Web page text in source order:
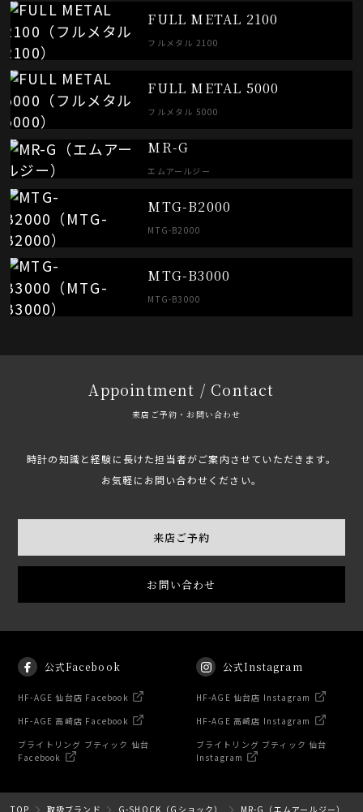
FULL METAL 2100
フルメタル 2100
FULL METAL 5000
フルメタル 5000
MR-G
エムアールジー
MTG-B2000
MTG-B2000
MTG-B3000
MTG-B3000
Appointment / Contact
来店ご予約・お問い合わせ
時計の知識と経験に長けた担当者がご案内させていただきます。
お気軽にお問い合わせください。
来店ご予約
お問い合わせ
公式Facebook
HF-AGE 仙台店 Facebook
HF-AGE 高崎店 Facebook
ブライトリング ブティック 仙台
Facebook
公式Instagram
HF-AGE 仙台店 Instagram
HF-AGE 高崎店 Instagram
ブライトリング ブティック 仙台
Instagram
TOP 取扱ブランド G-SHOCK（Gショック）
MR-G（エムアールジー）